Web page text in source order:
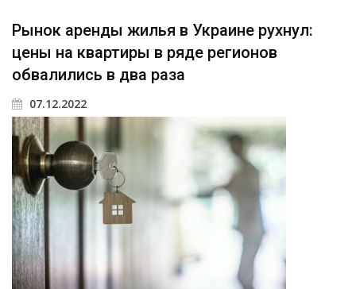
Рынок аренды жилья в Украине рухнул:
цены на квартиры в ряде регионов
обвалились в два раза
07.12.2022